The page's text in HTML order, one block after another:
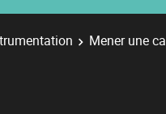
Mener une